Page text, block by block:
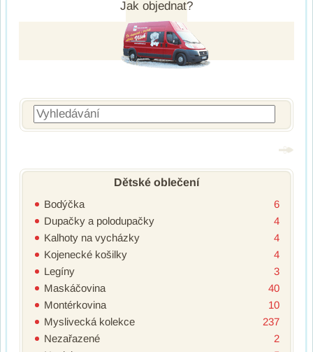
Jak objednat?
Vyhledávání
Dětské oblečení
Bodýčka
6
Dupačky a polodupačky
4
Kalhoty na vycházky
4
Kojenecké košilky
4
Legíny
3
Maskáčovina
40
Montérkovina
10
Myslivecká kolekce
237
Nezařazené
2